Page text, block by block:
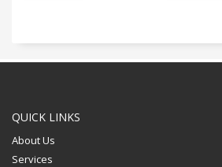
QUICK LINKS
About Us
Services